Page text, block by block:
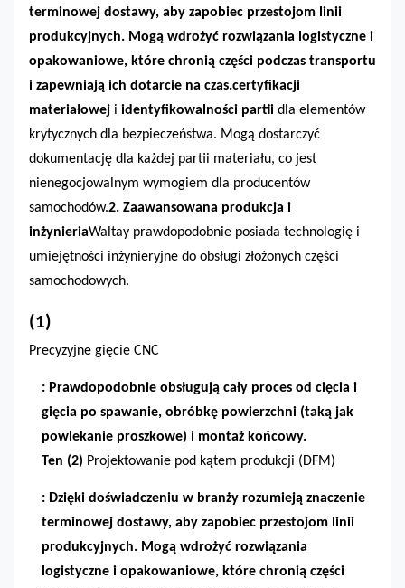
terminowej dostawy, aby zapobiec przestojom linii
produkcyjnych. Mogą wdrożyć rozwiązania logistyczne i
opakowaniowe, które chronią części podczas transportu
i zapewniają ich dotarcie na czas.certyfikacji
materiałowej i identyfikowalności partii dla elementów
krytycznych dla bezpieczeństwa. Mogą dostarczyć
dokumentację dla każdej partii materiału, co jest
nienegocjowalnym wymogiem dla producentów
samochodów.2. Zaawansowana produkcja i
inżynieriaWaltay prawdopodobnie posiada technologię i
umiejętności inżynieryjne do obsługi złożonych części
samochodowych.
(1)
Precyzyjne gięcie CNC
: Prawdopodobnie obsługują cały proces od cięcia i
gięcia po spawanie, obróbkę powierzchni (taką jak
powlekanie proszkowe) i montaż końcowy.
Ten (2) Projektowanie pod kątem produkcji (DFM)
: Dzięki doświadczeniu w branży rozumieją znaczenie
terminowej dostawy, aby zapobiec przestojom linii
produkcyjnych. Mogą wdrożyć rozwiązania
logistyczne i opakowaniowe, które chronią części